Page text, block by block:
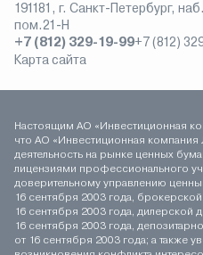
191181, г. Санкт-Петербург,
пом.21-Н
+7 (812) 329-19-99+7 (812)
Карта сайта
Настоящим АО «Инвестиционная
что АО «Инвестиционная
деятельность на рынке ценных
лицензиями профессионального
доверительному управлению
16 сентября 2003 года,
16 сентября 2003 года, дилерской
16 сентября 2003 года,
от 16 сентября 2003 года; а также